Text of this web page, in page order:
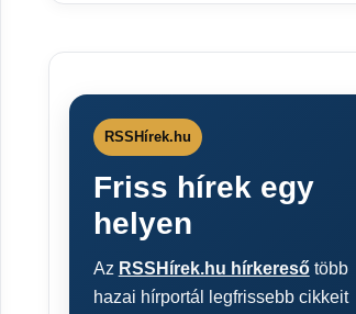
RSSHírek.hu
Friss hírek egy
helyen
Az RSSHírek.hu hírkeresőtöbb
hazai hírportál legfrissebb cikkeit